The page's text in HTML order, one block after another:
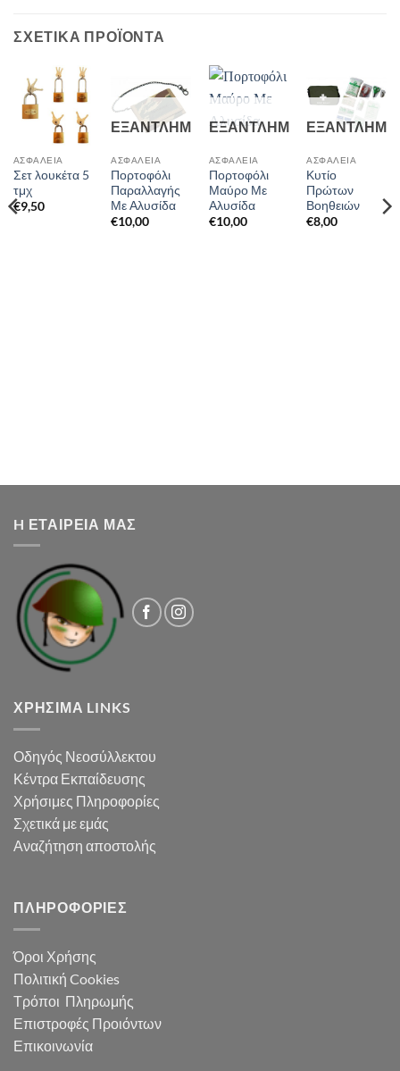
ΣΧΕΤΙΚΆ ΠΡΟΪΌΝΤΑ
ΑΣΦΆΛΕΙΑ
Σετ λουκέτα 5
τμχ
€9,50
ΕΞΑΝΤΛΗΜΈΝΟ
ΑΣΦΆΛΕΙΑ
Πορτοφόλι
Παραλλαγής
Με Αλυσίδα
€10,00
ΕΞΑΝΤΛΗΜΈΝΟ
ΑΣΦΆΛΕΙΑ
Πορτοφόλι
Μαύρο Με
Αλυσίδα
€10,00
ΑΣΦΆΛΕΙΑ
Κυτίο
Πρώτων
Βοηθειών
€8,00
H ΕΤΑΙΡΕΙΑ ΜΑΣ
ΧΡΉΣΙΜΑ LINKS
Οδηγός Νεοσύλλεκτου
Κέντρα Εκπαίδευσης
Χρήσιμες Πληροφορίες
Σχετικά με εμάς
Αναζήτηση αποστολής
ΠΛΗΡΟΦΟΡΊΕΣ
Όροι Χρήσης
Πολιτική Cookies
Τρόποι Πληρωμής
Επιστροφές Προιόντων
Επικοινωνία